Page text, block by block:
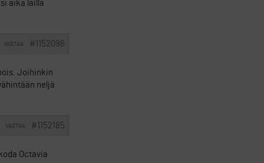
aika lailla
#1152096
VASTAA
Joihinkin
neljä
#1152185
VASTAA
Octavia